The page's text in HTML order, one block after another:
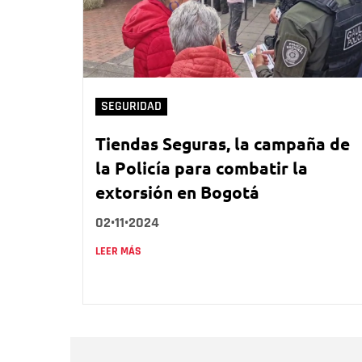
SEGURIDAD
Tiendas Seguras, la campaña de
la Policía para combatir la
extorsión en Bogotá
02•11•2024
LEER MÁS